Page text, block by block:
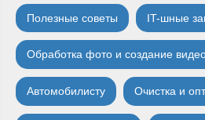
Полезные советы IT-шные
Обработка фото и создание
Автомобилисту Очистка и